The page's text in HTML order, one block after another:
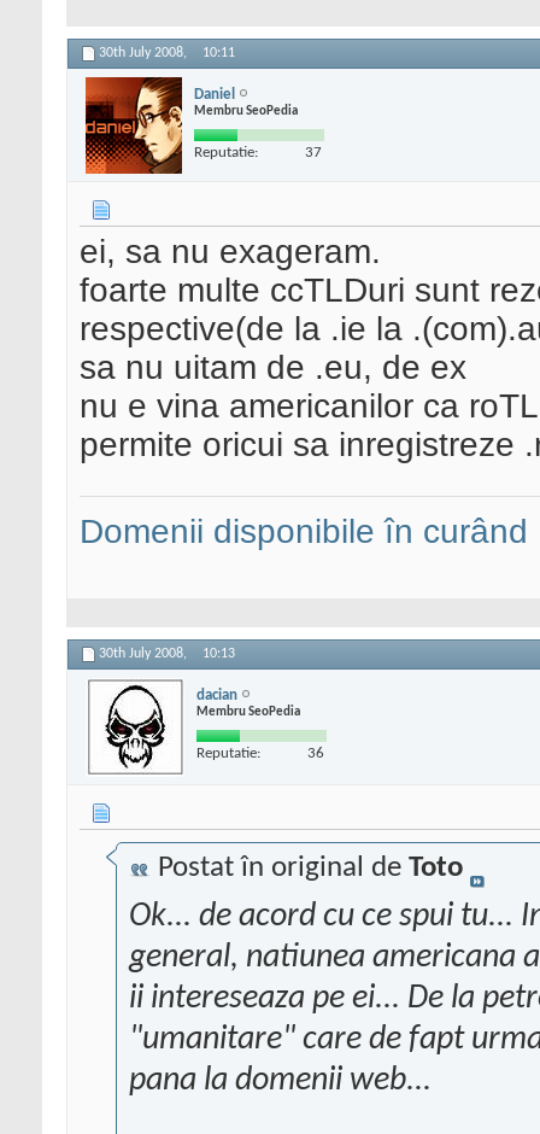
30th July 2008, 10:11
Daniel
Membru SeoPedia
Reputatie: 37
ei, sa nu exageram.
foarte multe ccTLDuri sunt
respective(de la .ie la
sa nu uitam de .eu, de ex
nu e vina americanilor ca
permite oricui sa inregistreze
Domenii disponibile în curând
30th July 2008, 10:13
dacian
Membru SeoPedia
Reputatie: 36
Postat în original de Toto
Ok... de acord cu ce spui tu...
general, natiunea americana
ii intereseaza pe ei... De la
"umanitare" care de fapt
pana la domenii web...